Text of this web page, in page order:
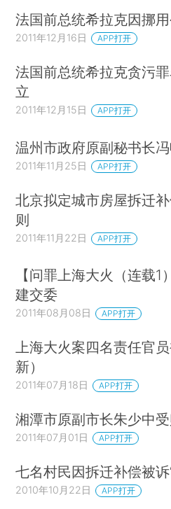
法国前总统希拉克因挪
2011年12月16日 APP打开
法国前总统希拉克贪污
立
2011年12月15日 APP打开
温州市政府原副秘书长
2011年11月25日 APP打开
北京拟定城市房屋拆迁
则
2011年11月22日 APP打开
【问罪上海大火（连载
建交委
2011年08月08日 APP打开
上海大火案四名责任官
新）
2011年07月18日 APP打开
湘潭市原副市长朱少中
2011年07月01日 APP打开
七名村民因拆迁补偿被诉
2010年10月22日 APP打开